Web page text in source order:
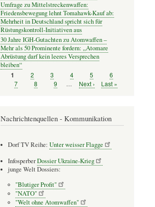
Umfrage zu Mittelstreckenwaffen:
Friedensbewegung lehnt Tomahawk-Kauf ab:
Mehrheit in Deutschland spricht sich für
Rüstungskontroll-Initiativen aus
30 Jahre IGH-Gutachten zu Atomwaffen –
Mehr als 50 Prominente fordern: „Atomare
Abrüstung darf kein leeres Versprechen
bleiben“
Seitennummerierung
Seite
1 Seite
2 Seite
3 Seite
4 Seite
5 Seite
6
Seite
7 Seite
8 Seite
9 …
Nächste
Next ›
Letzte
Last »
Nachrichtenquellen - Kommunikation
Dorf TV Reihe: Unter weisser Flagge
InfosperberDossier Ukraine-Krieg
junge Welt Dossiers:
"Blutiger Profit"
"NATO"
"Welt ohne Atomwaffen"